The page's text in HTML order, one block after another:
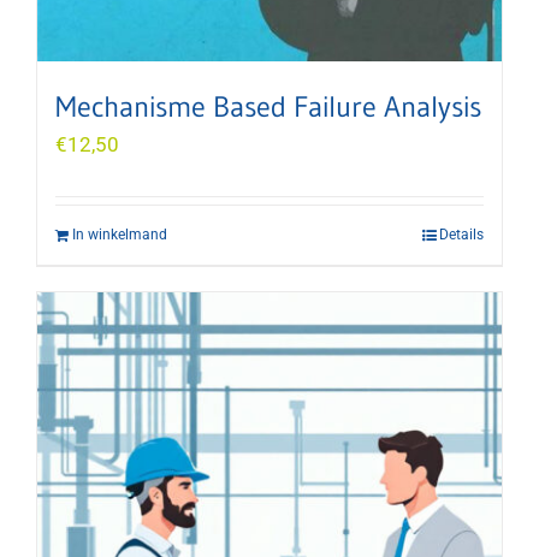
Mechanisme Based Failure Analysis
€12,50
In winkelmand Details